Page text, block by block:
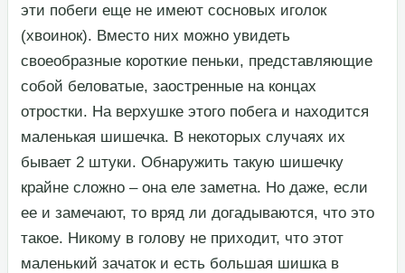
эти побеги еще не имеют сосновых иголок
(хвоинок). Вместо них можно увидеть
своеобразные короткие пеньки, представляющие
собой беловатые, заостренные на концах
отростки. На верхушке этого побега и находится
маленькая шишечка. В некоторых случаях их
бывает 2 штуки. Обнаружить такую шишечку
крайне сложно – она еле заметна. Но даже, если
ее и замечают, то вряд ли догадываются, что это
такое. Никому в голову не приходит, что этот
маленький зачаток и есть большая шишка в